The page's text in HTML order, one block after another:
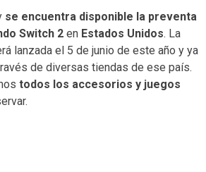
se encuentra disponible la preventa
Switch 2 en Estados Unidos. La
lanzada el 5 de junio de este año y ya
de diversas tiendas de ese país.
todos los accesorios y juegos